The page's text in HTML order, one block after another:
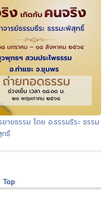
ายธรรม โดย อ.ธรรมธีระ ธรรม
ทธิ์
Top